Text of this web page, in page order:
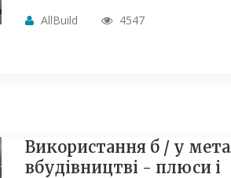
AllBuild 4547
Використання б / у
вбудівництві - плюси і